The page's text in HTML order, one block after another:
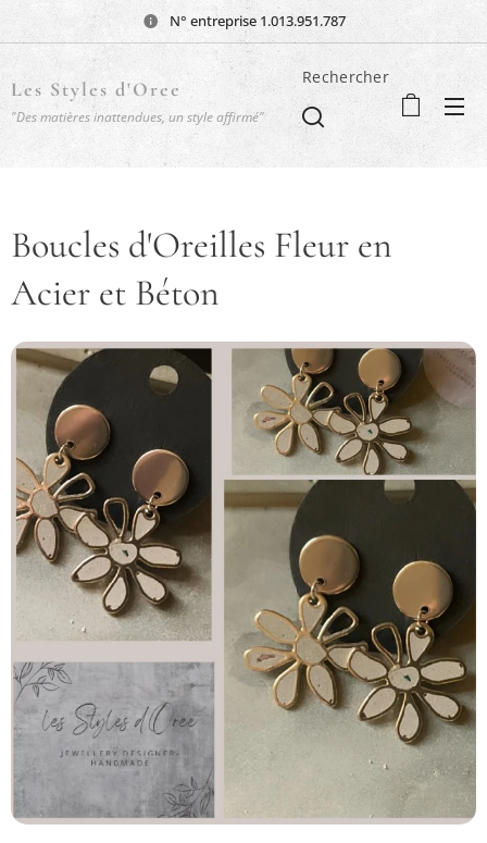
N° entreprise 1.013.951.787
Les Styles d'Oree
"Des matières inattendues, un style affirmé"
Rechercher
Boucles d'Oreilles Fleur en
Acier et Béton